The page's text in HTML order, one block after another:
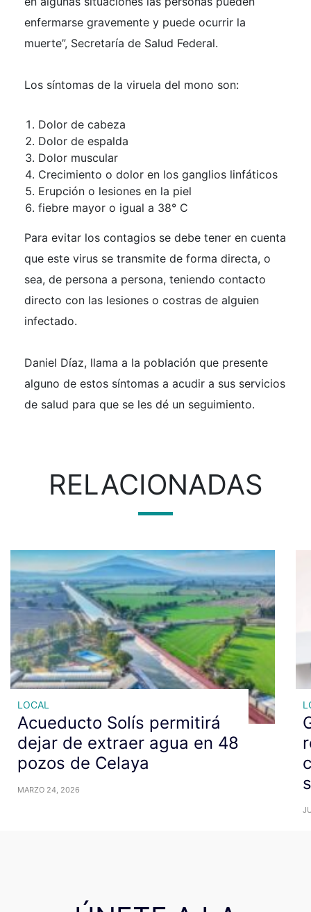
enfermarse gravemente y puede ocurrir la
muerte”, Secretaría de Salud Federal.
Los síntomas de la viruela del mono son:
Dolor de cabeza
Dolor de espalda
Dolor muscular
Crecimiento o dolor en los ganglios linfáticos
Erupción o lesiones en la piel
fiebre mayor o igual a 38° C
Para evitar los contagios se debe tener en cuenta
que este virus se transmite de forma directa, o
sea, de persona a persona, teniendo contacto
directo con las lesiones o costras de alguien
infectado.
Daniel Díaz, llama a la población que presente
alguno de estos síntomas a acudir a sus servicios
de salud para que se les dé un seguimiento.
RELACIONADAS
LOCAL
Acueducto Solís permitirá
dejar de extraer agua en 48
pozos de Celaya
MARZO 24, 2026